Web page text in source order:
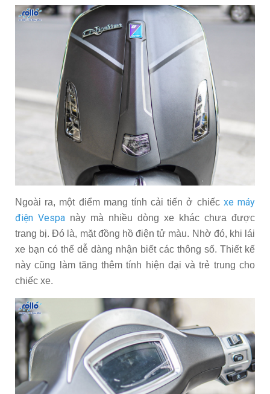
Ngoài ra, một điểm mang tính cải tiến ở chiếc xe máy
điện Vespa này mà nhiều dòng xe khác chưa được
trang bị. Đó là, mặt đồng hồ điện tử màu. Nhờ đó, khi lái
xe bạn có thể dễ dàng nhận biết các thông số. Thiết kế
này cũng làm tăng thêm tính hiện đại và trẻ trung cho
chiếc xe.